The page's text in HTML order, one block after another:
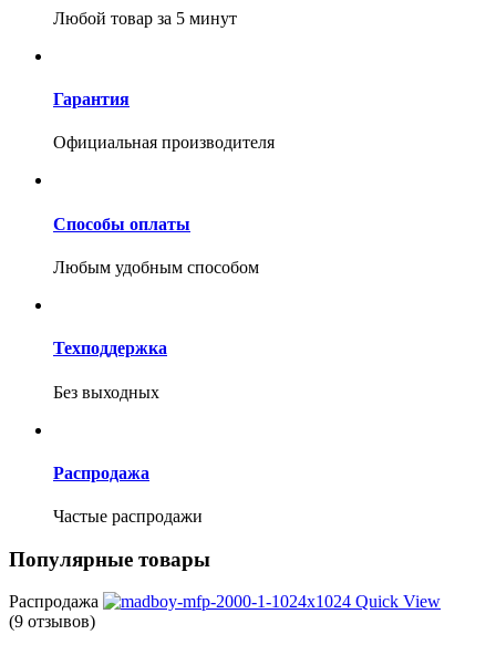
Любой товар за 5 минут
Гарантия
Официальная производителя
Способы оплаты
Любым удобным способом
Техподдержка
Без выходных
Распродажа
Частые распродажи
Популярные товары
Распродажа
Quick View
(9 отзывов)